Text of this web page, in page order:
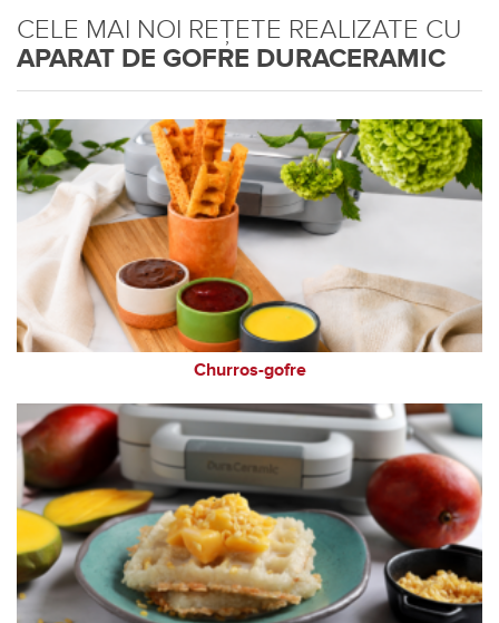
CELE MAI NOI REȚETE REALIZATE CU
APARAT DE GOFRE DURACERAMIC
Churros-gofre